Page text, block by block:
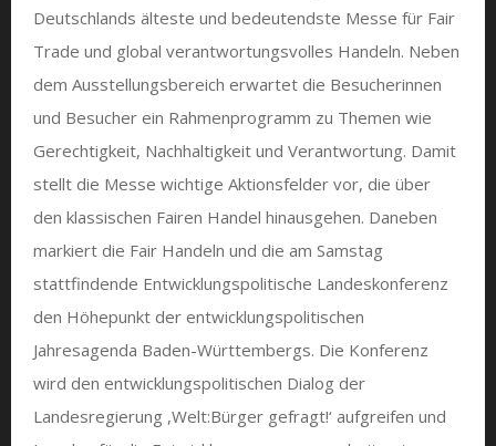
Deutschlands älteste und bedeutendste Messe für Fair
Trade und global verantwortungsvolles Handeln. Neben
dem Ausstellungsbereich erwartet die Besucherinnen
und Besucher ein Rahmenprogramm zu Themen wie
Gerechtigkeit, Nachhaltigkeit und Verantwortung. Damit
stellt die Messe wichtige Aktionsfelder vor, die über
den klassischen Fairen Handel hinausgehen. Daneben
markiert die Fair Handeln und die am Samstag
stattfindende Entwicklungspolitische Landeskonferenz
den Höhepunkt der entwicklungspolitischen
Jahresagenda Baden-Württembergs. Die Konferenz
wird den entwicklungspolitischen Dialog der
Landesregierung ,Welt:Bürger gefragt!‘ aufgreifen und